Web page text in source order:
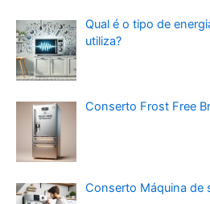
Qual é o tipo de
utiliza?
Conserto Frost Free
Conserto Máquina de